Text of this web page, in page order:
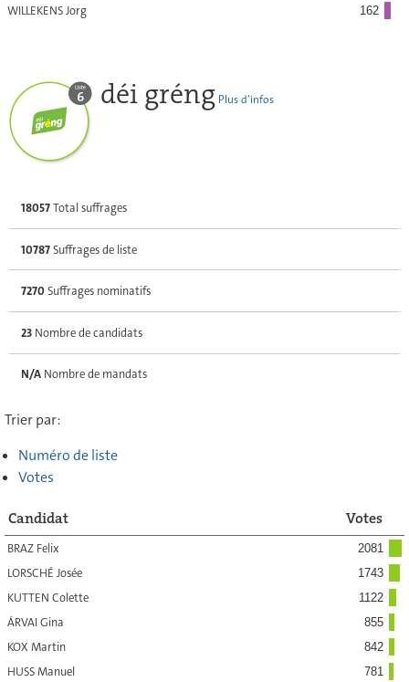
WILLEKENS Jorg 162
déi gréng Plus d’infos
18057Total suffrages
10787Suffrages de liste
7270Suffrages nominatifs
23Nombre de candidats
N/ANombre de mandats
Trier par:
Numéro de liste
Votes
Candidat Votes
BRAZ Felix 2081
LORSCHÉ Josée 1743
KUTTEN Colette 1122
ÁRVAI Gina 855
KOX Martin 842
HUSS Manuel 781